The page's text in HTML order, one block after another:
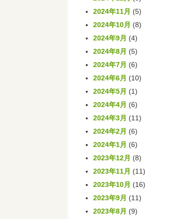
2024年11月 (5)
2024年10月 (8)
2024年9月 (4)
2024年8月 (5)
2024年7月 (6)
2024年6月 (10)
2024年5月 (1)
2024年4月 (6)
2024年3月 (11)
2024年2月 (6)
2024年1月 (6)
2023年12月 (8)
2023年11月 (11)
2023年10月 (16)
2023年9月 (11)
2023年8月 (9)